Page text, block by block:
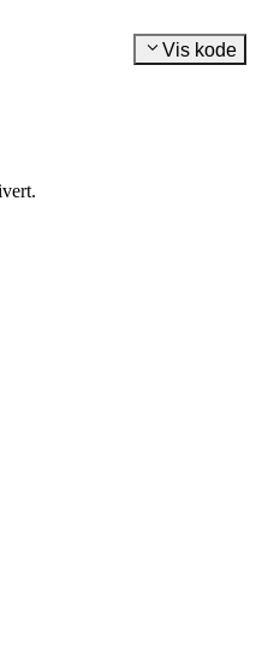
Vis kode